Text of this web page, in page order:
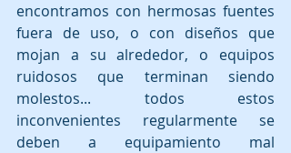
encontramos con hermosas fuentes
fuera de uso, o con diseños que
mojan a su alrededor, o equipos
ruidosos que terminan siendo
molestos... todos estos
inconvenientes regularmente se
deben a equipamiento mal